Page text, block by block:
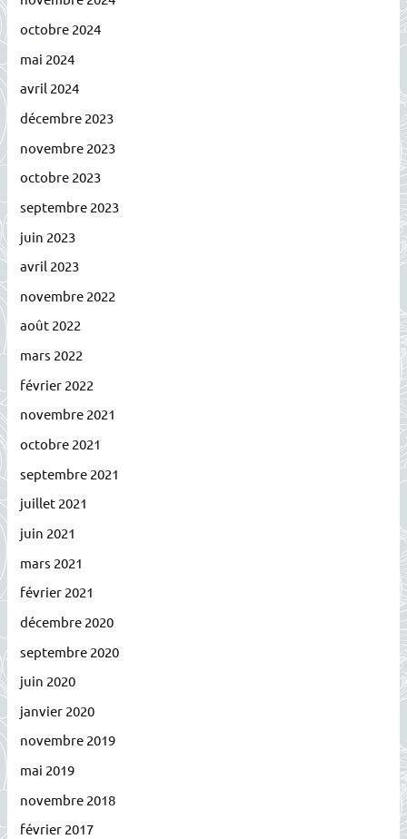
octobre 2024
mai 2024
avril 2024
décembre 2023
novembre 2023
octobre 2023
septembre 2023
juin 2023
avril 2023
novembre 2022
août 2022
mars 2022
février 2022
novembre 2021
octobre 2021
septembre 2021
juillet 2021
juin 2021
mars 2021
février 2021
décembre 2020
septembre 2020
juin 2020
janvier 2020
novembre 2019
mai 2019
novembre 2018
février 2017